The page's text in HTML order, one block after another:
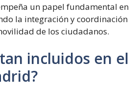
un papel fundamental en
la integración y coordinación
de los ciudadanos.
incluidos en el